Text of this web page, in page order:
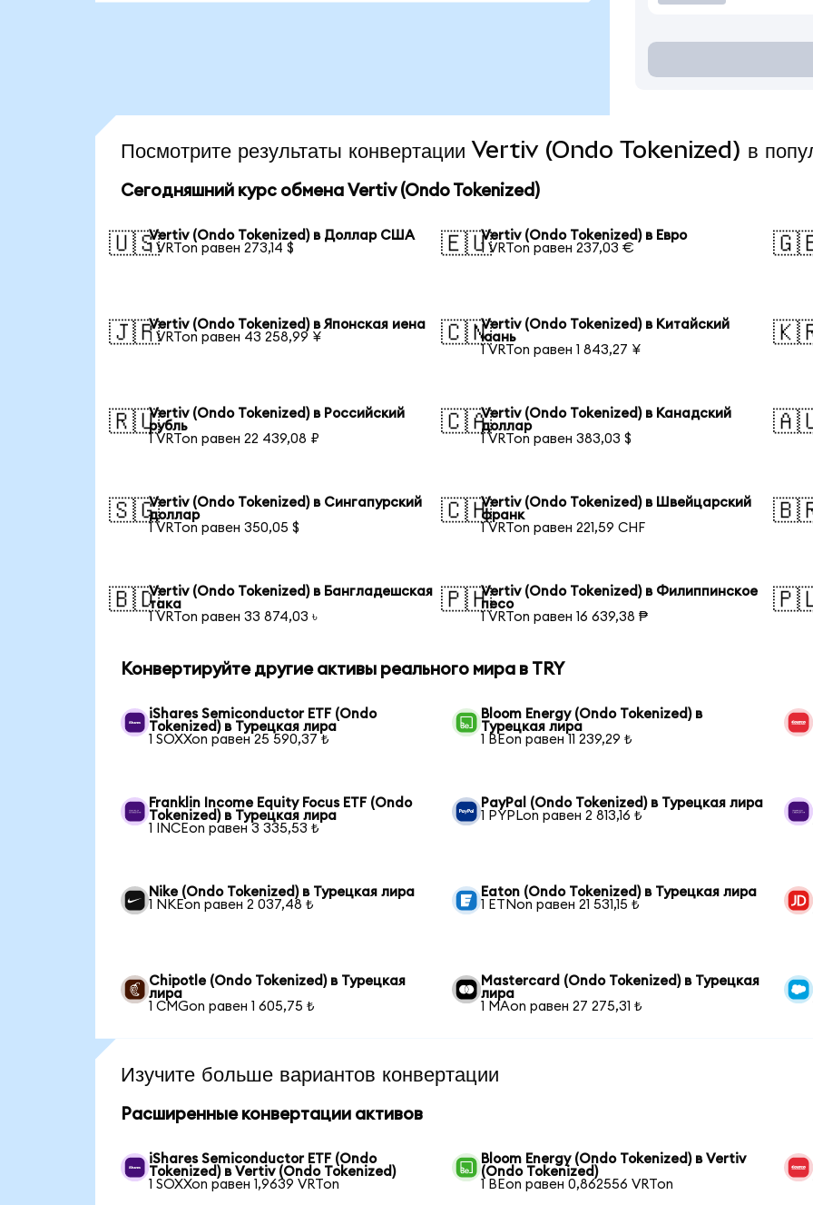
Посмотрите результаты конвертации Vertiv (Ondo Tokenized) в
Сегодняшний курс обмена Vertiv (Ondo Tokenized)
🇺🇸Vertiv (Ondo Tokenized) в Доллар США
1 VRTon равен 273,14 $
🇪🇺Vertiv (Ondo Tokenized) в Евро
1 VRTon равен 237,03 €
🇯🇵Vertiv (Ondo Tokenized) в Японская иена
1 VRTon равен 43 258,99 ¥
🇨🇳Vertiv (Ondo Tokenized) в Китайский
юань
1 VRTon равен 1 843,27 ¥
🇷🇺Vertiv (Ondo Tokenized) в Российский
рубль
1 VRTon равен 22 439,08 ₽
🇨🇦Vertiv (Ondo Tokenized) в Канадский
доллар
1 VRTon равен 383,03 $
🇸🇬Vertiv (Ondo Tokenized) в Сингапурский
доллар
1 VRTon равен 350,05 $
🇨🇭Vertiv (Ondo Tokenized) в Швейцарский
франк
1 VRTon равен 221,59 CHF
🇧🇩Vertiv (Ondo Tokenized) в Бангладешская
така
1 VRTon равен 33 874,03 ৳
🇵🇭Vertiv (Ondo Tokenized) в Филиппинское
песо
1 VRTon равен 16 639,38 ₱
Конвертируйте другие активы реального мира в TRY
iShares Semiconductor ETF (Ondo
Tokenized) в Турецкая лира
1 SOXXon равен 25 590,37 ₺
Bloom Energy (Ondo Tokenized) в
Турецкая лира
1 BEon равен 11 239,29 ₺
Franklin Income Equity Focus ETF (Ondo
Tokenized) в Турецкая лира
1 INCEon равен 3 335,53 ₺
PayPal (Ondo Tokenized) в Турецкая лира
1 PYPLon равен 2 813,16 ₺
Nike (Ondo Tokenized) в Турецкая лира
1 NKEon равен 2 037,48 ₺
Eaton (Ondo Tokenized) в Турецкая лира
1 ETNon равен 21 531,15 ₺
Chipotle (Ondo Tokenized) в Турецкая
лира
1 CMGon равен 1 605,75 ₺
Mastercard (Ondo Tokenized) в Турецкая
лира
1 MAon равен 27 275,31 ₺
Изучите больше вариантов конвертации
Расширенные конвертации активов
iShares Semiconductor ETF (Ondo
Tokenized) в Vertiv (Ondo Tokenized)
1 SOXXon равен 1,9639 VRTon
Bloom Energy (Ondo Tokenized) в Vertiv
(Ondo Tokenized)
1 BEon равен 0,862556 VRTon